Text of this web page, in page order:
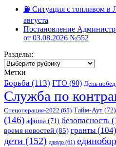
⛽️ Ситуация с топливом в
августа
Постановление
от 03.08.2026 №552
Разделы:
Разделы:
Метки
Борьба (113) ГТО (90) День
Служба по
Спецоперация-2022 (65) Тайм-Аут (72)
(146) афиша (71) безопасность
время новостей (85) гранты (104)
дети (152) дзюдо (61)